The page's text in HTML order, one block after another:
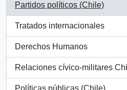
Partidos políticos (Chile)
, 1 resultados
Tratados internacionales
, 1 resultados
Derechos Humanos
, 1 resultados
Relaciones cívico-militares
, 1 resultados
Políticas públicas (Chile)